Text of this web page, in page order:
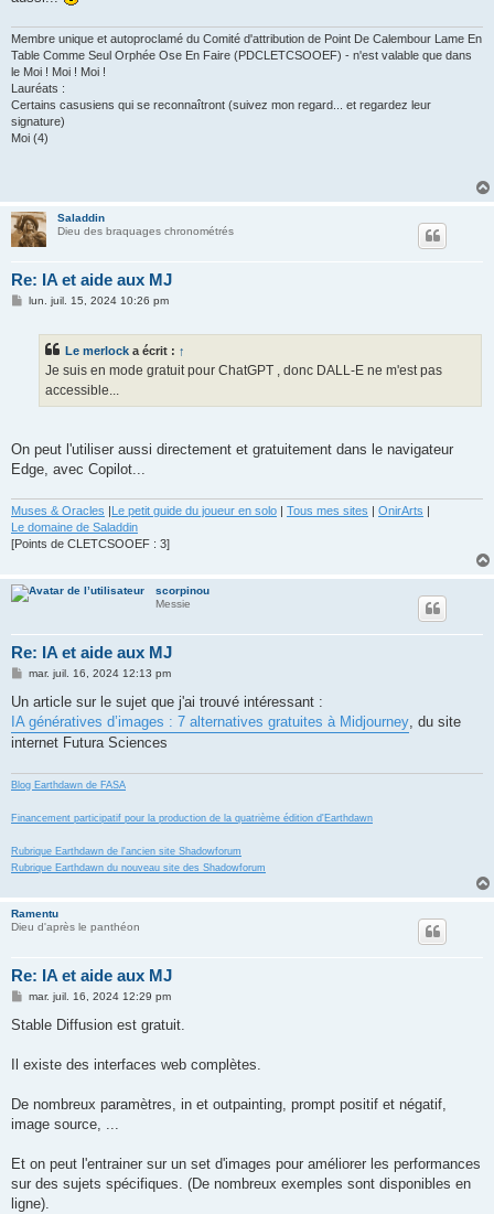
Membre unique et autoproclamé du Comité d'attribution de Point De Calembour Lame En
Table Comme Seul Orphée Ose En Faire (PDCLETCSOOEF) - n'est valable que dans
le Moi ! Moi ! Moi !
Lauréats :
Certains casusiens qui se reconnaîtront (suivez mon regard... et regardez leur
signature)
Moi (4)
Saladdin
Dieu des braquages chronométrés
Re: IA et aide aux MJ
Mlun. juil. 15, 2024 10:26 pm
Le merlock a écrit : ↑
Je suis en mode gratuit pour ChatGPT , donc DALL-E ne m'est pas
accessible...
On peut l'utiliser aussi directement et gratuitement dans le navigateur
Edge, avec Copilot...
Muses & Oracles |Le petit guide du joueur en solo | Tous mes sites | OnirArts |
Le domaine de Saladdin
[Points de CLETCSOOEF : 3]
scorpinou
Messie
Re: IA et aide aux MJ
M
s
a
g
e
mar. juil. 16, 2024 12:13 pm
Un article sur le sujet que j'ai trouvé intéressant :
IA génératives d’images : 7 alternatives gratuites à Midjourney, du site
internet Futura Sciences
Blog Earthdawn de FASA
Financement participatif pour la production de la quatrième édition d'Earthdawn
Rubrique Earthdawn de l'ancien site Shadowforum
Rubrique Earthdawn du nouveau site des Shadowforum
Ramentu
Dieu d'après le panthéon
Re: IA et aide aux MJ
M
s
g
mar. juil. 16, 2024 12:29 pm
Stable Diffusion est gratuit.
Il existe des interfaces web complètes.
De nombreux paramètres, in et outpainting, prompt positif et négatif,
image source, ...
Et on peut l'entrainer sur un set d'images pour améliorer les performances
sur des sujets spécifiques. (De nombreux exemples sont disponibles en
ligne).